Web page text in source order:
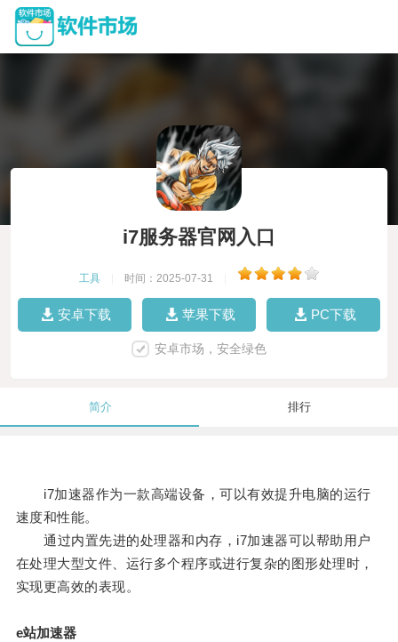
i7服务器官网入口
工具 时间：2025-07-31
安卓下载 苹果下载 PC下载
安卓市场，安全绿色
简介 排行
i7加速器作为一款高端设备，可以有效提升电脑的运行
速度和性能。
通过内置先进的处理器和内存，i7加速器可以帮助用户
在处理大型文件、运行多个程序或进行复杂的图形处理时，
实现更高效的表现。
e站加速器